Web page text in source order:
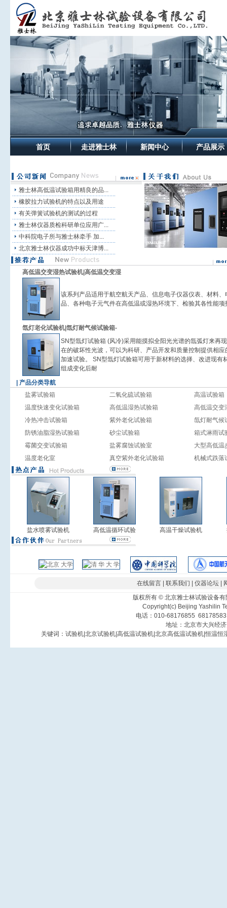
首页 走进雅士林 新闻中心 产品展示
雅士林高低温试验箱用精良的品...
橡胶拉力试验机的特点以及用途
有关弹簧试验机的测试的过程
雅士林仪器质检科研单位应用广...
中科院电子所与雅士林牵手 加...
北京雅士林仪器成功中标天津博...
高低温交变湿热试验机|高低温交变湿
该系列产品适用于航空航天产品、信息电子仪器仪表、材料、
品、各种电子元气件在高低温或湿热环境下、检验其各性能项
氙灯老化试验机|氙灯耐气候试验箱-
SN型氙灯试验箱 (风冷)采用能摸拟全阳光光谱的氙弧灯来再
在的破坏性光波，可以为科研、产品开发和质量控制提供相应
加速试验。 SN型氙灯试验箱可用于新材料的选择、改进现有
组成变化后耐
| 产品分类导航
盐雾试验箱
二氧化硫试验箱
高温试验箱
温度快速变化试验箱
高低温湿热试验箱
高低温交变
冷热冲击试验箱
紫外老化试验箱
氙灯耐气候
防锈油脂湿热试验箱
砂尘试验箱
箱式淋雨试
霉菌交变试验箱
盐雾腐蚀试验室
大型高低温
温度老化室
真空紫外老化试验箱 机械式跌落
盐水喷雾试验机 高低温循环试验 高温干燥试验机
在线留言| 联系我们 仪器论坛|
版权所有 © 北京雅士林试验设备有
Copyright(c) Beijing Yashilin
电话：010-68176855
地址：北京市大兴经
关键词： 试验机| 北京试验机| 高低温试验机| 北京高低温试验机|恒温恒